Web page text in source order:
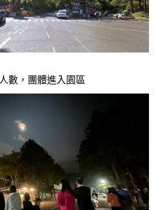
數，團體進入園區